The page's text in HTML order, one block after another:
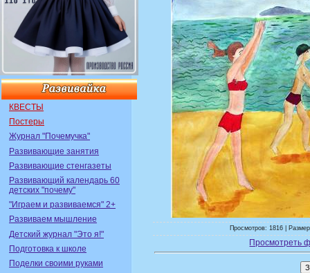
КВЕСТЫ
Постеры
Журнал "Почемучка"
Развивающие занятия
Развивающие стенгазеты
Развивающий календарь 60
детских "почему"
"Играем и развиваемся" 2+
Развиваем мышление
Детский журнал "Это я!"
Подготовка к школе
Поделки своими руками
Просмотров: 1816 |
Просмотреть